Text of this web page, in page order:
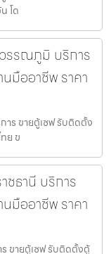
โด
รรณภูมิ บริการ
มืออาชีพ ราคา
ร ขายตู้เซฟ รับติดตั้ง
ย ข
ชธานี บริการ
มืออาชีพ ราคา
ขายตู้เซฟ รับติดตั้งตู้